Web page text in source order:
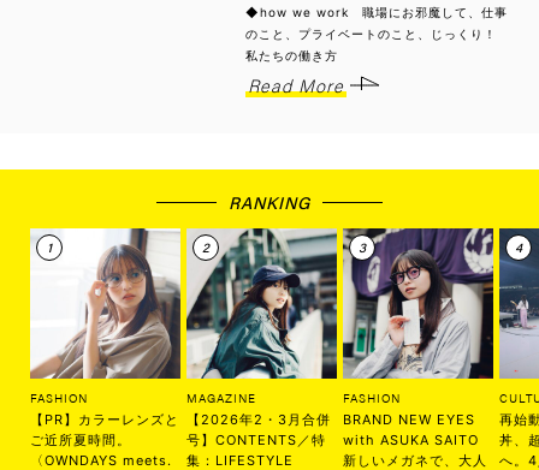
◆how we work 職場にお邪魔して、仕事
のこと、プライベートのこと、じっくり！
私たちの働き方
Read More
RANKING
FASHION
【PR】カラーレンズと
ご近所夏時間。
〈OWNDAYS meets.
MAGAZINE
【2026年2・3月合併
号】CONTENTS／特
集：LIFESTYLE
FASHION
BRAND NEW EYES
with ASUKA SAITO
新しいメガネで、大人
再始
丼、
へ。